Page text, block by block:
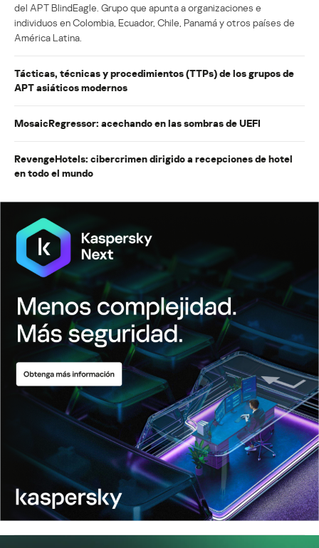
del APT BlindEagle. Grupo que apunta a organizaciones e
individuos en Colombia, Ecuador, Chile, Panamá y otros países de
América Latina.
Tácticas, técnicas y procedimientos (TTPs) de los grupos de
APT asiáticos modernos
MosaicRegressor: acechando en las sombras de UEFI
RevengeHotels: cibercrimen dirigido a recepciones de hotel
en todo el mundo